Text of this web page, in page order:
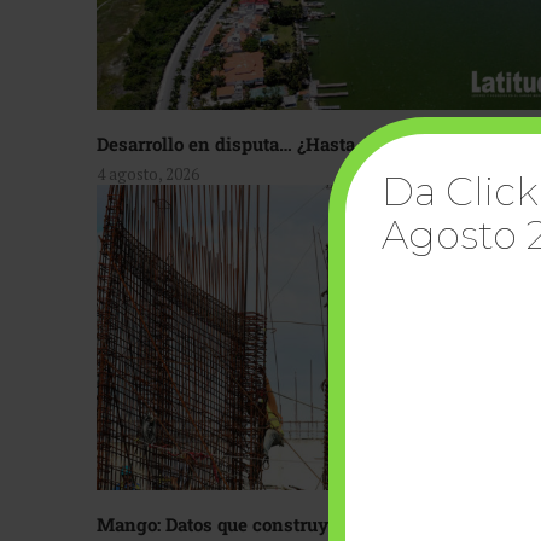
Desarrollo en disputa… ¿Hasta dónde crecer?
4 agosto, 2026
Mango: Datos que construyen confianza
Da
Agosto